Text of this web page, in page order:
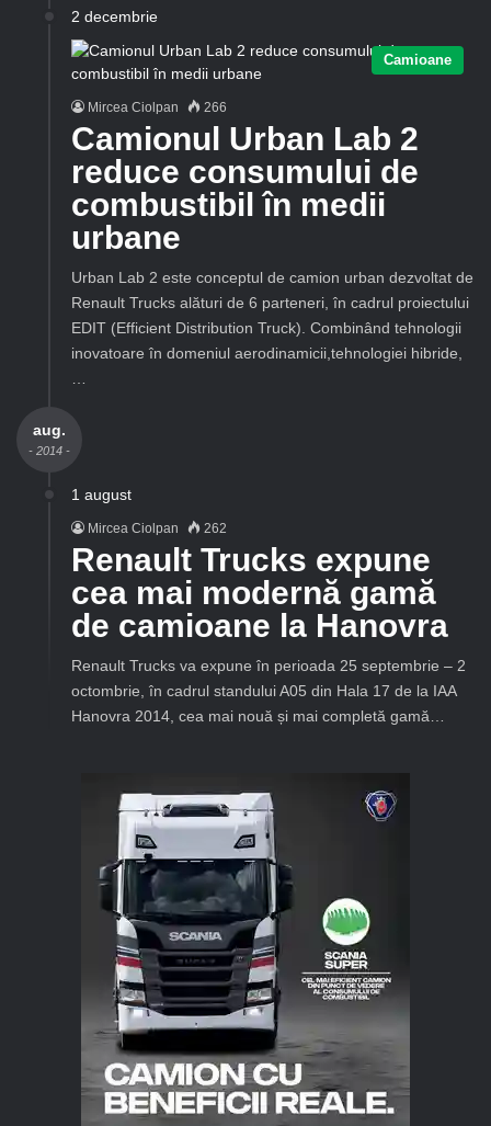
2 decembrie
Camioane
Mircea Ciolpan 266
Camionul Urban Lab 2
reduce consumului de
combustibil în medii
urbane
Urban Lab 2 este conceptul de camion urban dezvoltat de
Renault Trucks alături de 6 parteneri, în cadrul proiectului
EDIT (Efficient Distribution Truck). Combinând tehnologii
inovatoare în domeniul aerodinamicii,tehnologiei hibride,
aug.
- 2014 -
1 august
Mircea Ciolpan 262
Renault Trucks expune
cea mai modernă gamă
de camioane la Hanovra
Renault Trucks va expune în perioada 25 septembrie – 2
octombrie, în cadrul standului A05 din Hala 17 de la IAA
Hanovra 2014, cea mai nouă și mai completă gamă…